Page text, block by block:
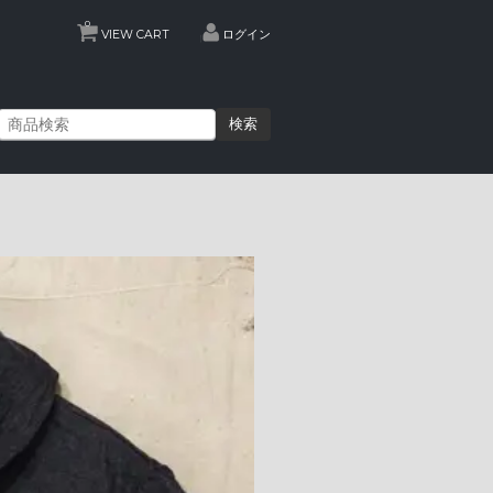
VIEW CART
0
ログイン
検索